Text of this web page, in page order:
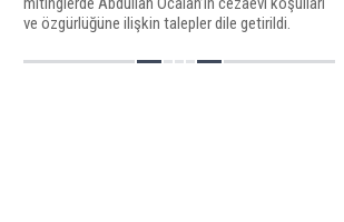
ve özgürlüğüne ilişkin talepler dile getirildi.